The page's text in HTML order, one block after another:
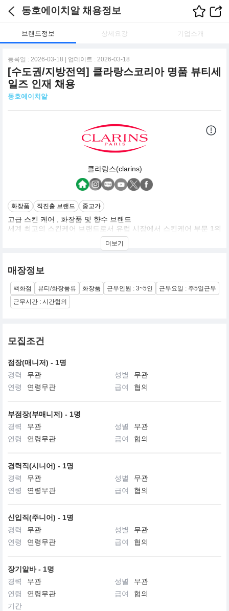
동호에이치알 채용정보
브랜드정보 상세요강 기업소개
등록일 : 2026-03-18 | 업데이트 : 2026-03-18
[수도권/지방전역] 클라랑스코리아 명품 뷰티세
일즈 인재 채용
동호에이치알
클라랑스(clarins)
화장품 직진출 브랜드 중고가
고급 스킨 케어 , 화장품 및 향수 브랜드
세계 최고의 스킨케어 브랜드로서 유럽 시장에서 스킨케어 부문 1위
더보기
매장정보
백화점 뷰티/화장품류 화장품 근무인원 : 3~5인
근무요일 : 주5일근무
근무시간 : 시간협의
모집조건
점장(매니저) - 1명
경력
무관 성별
무관
연령
연령무관 급여 협의
부점장(부매니저) - 1명
경력
무관 성별
무관
연령
연령무관 급여 협의
경력직(시니어) - 1명
경력
무관 성별
무관
연령
연령무관 급여 협의
신입직(주니어) - 1명
경력
무관 성별
무관
연령
연령무관 급여 협의
장기알바 - 1명
경력
무관 성별
무관
연령
연령무관 급여
협의
기간